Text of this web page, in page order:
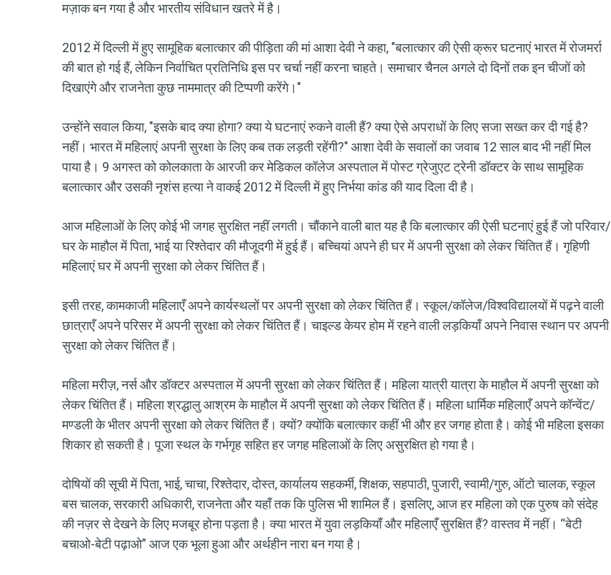
मज़ाक बन गया है और भारतीय संविधान खतरे में है।
2012 में दिल्ली में हुए सामूहिक बलात्कार की पीड़िता की मां आशा देवी ने कहा, "बलात्कार की ऐसी क्रूर घटनाएं भारत में रोजमर्रा
की बात हो गई हैं, लेकिन निर्वाचित प्रतिनिधि इस पर चर्चा नहीं करना चाहते। समाचार चैनल अगले दो दिनों तक इन चीजों को
दिखाएंगे और राजनेता कुछ नाममात्र की टिप्पणी करेंगे।"
उन्होंने सवाल किया, "इसके बाद क्या होगा? क्या ये घटनाएं रुकने वाली हैं? क्या ऐसे अपराधों के लिए सजा सख्त कर दी गई है?
नहीं। भारत में महिलाएं अपनी सुरक्षा के लिए कब तक लड़ती रहेंगी?" आशा देवी के सवालों का जवाब 12 साल बाद भी नहीं मिल
पाया है। 9 अगस्त को कोलकाता के आरजी कर मेडिकल कॉलेज अस्पताल में पोस्ट ग्रेजुएट ट्रेनी डॉक्टर के साथ सामूहिक
बलात्कार और उसकी नृशंस हत्या ने वाकई 2012 में दिल्ली में हुए निर्भया कांड की याद दिला दी है।
आज महिलाओं के लिए कोई भी जगह सुरक्षित नहीं लगती। चौंकाने वाली बात यह है कि बलात्कार की ऐसी घटनाएं हुई हैं जो परिवार/
घर के माहौल में पिता, भाई या रिश्तेदार की मौजूदगी में हुई हैं। बच्चियां अपने ही घर में अपनी सुरक्षा को लेकर चिंतित हैं। गृहिणी
महिलाएं घर में अपनी सुरक्षा को लेकर चिंतित हैं।
इसी तरह, कामकाजी महिलाएँ अपने कार्यस्थलों पर अपनी सुरक्षा को लेकर चिंतित हैं। स्कूल/कॉलेज/विश्वविद्यालयों में पढ़ने वाली
छात्राएँ अपने परिसर में अपनी सुरक्षा को लेकर चिंतित हैं। चाइल्ड केयर होम में रहने वाली लड़कियाँ अपने निवास स्थान पर अपनी
सुरक्षा को लेकर चिंतित हैं।
महिला मरीज़, नर्स और डॉक्टर अस्पताल में अपनी सुरक्षा को लेकर चिंतित हैं। महिला यात्री यात्रा के माहौल में अपनी सुरक्षा को
लेकर चिंतित हैं। महिला श्रद्धालु आश्रम के माहौल में अपनी सुरक्षा को लेकर चिंतित हैं। महिला धार्मिक महिलाएँ अपने कॉन्वेंट/
मण्डली के भीतर अपनी सुरक्षा को लेकर चिंतित हैं। क्यों? क्योंकि बलात्कार कहीं भी और हर जगह होता है। कोई भी महिला इसका
शिकार हो सकती है। पूजा स्थल के गर्भगृह सहित हर जगह महिलाओं के लिए असुरक्षित हो गया है।
दोषियों की सूची में पिता, भाई, चाचा, रिश्तेदार, दोस्त, कार्यालय सहकर्मी, शिक्षक, सहपाठी, पुजारी, स्वामी/गुरु, ऑटो चालक, स्कूल
बस चालक, सरकारी अधिकारी, राजनेता और यहाँ तक कि पुलिस भी शामिल हैं। इसलिए, आज हर महिला को एक पुरुष को संदेह
की नज़र से देखने के लिए मजबूर होना पड़ता है। क्या भारत में युवा लड़कियाँ और महिलाएँ सुरक्षित हैं? वास्तव में नहीं। “बेटी
बचाओ-बेटी पढ़ाओ” आज एक भूला हुआ और अर्थहीन नारा बन गया है।